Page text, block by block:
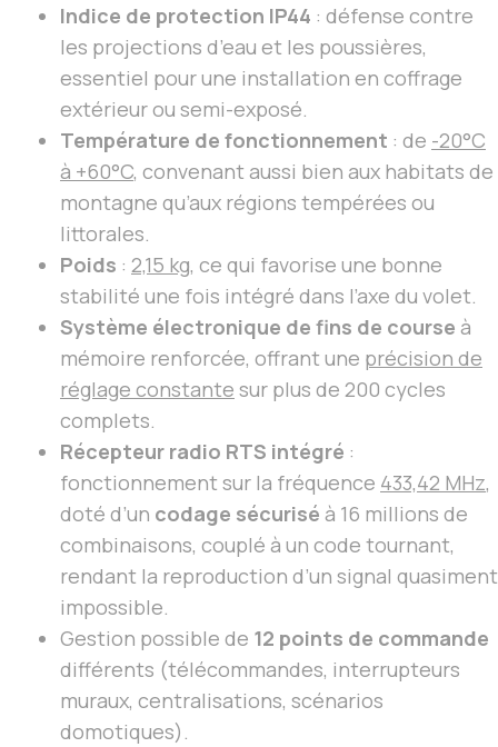
Indice de protection IP44 : défense contre
les projections d’eau et les poussières,
essentiel pour une installation en coffrage
extérieur ou semi-exposé.
Température de fonctionnement : de -20°C
à +60°C, convenant aussi bien aux habitats de
montagne qu’aux régions tempérées ou
littorales.
Poids : 2,15 kg, ce qui favorise une bonne
stabilité une fois intégré dans l’axe du volet.
Système électronique de fins de course à
mémoire renforcée, offrant une précision de
réglage constante sur plus de 200 cycles
complets.
Récepteur radio RTS intégré :
fonctionnement sur la fréquence 433,42 MHz,
doté d’un codage sécurisé à 16 millions de
combinaisons, couplé à un code tournant,
rendant la reproduction d’un signal quasiment
impossible.
Gestion possible de 12 points de commande
différents (télécommandes, interrupteurs
muraux, centralisations, scénarios
domotiques).